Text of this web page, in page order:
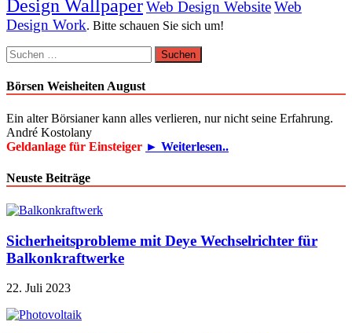
Design WallpaperWeb Design WebsiteWeb
Design Work. Bitte schauen Sie sich um!
Suchen
nach:
Börsen Weisheiten August
Ein alter Börsianer kann alles verlieren, nur nicht seine Erfahrung.
André Kostolany
Geldanlage für Einsteiger ► Weiterlesen..
Neuste Beiträge
Sicherheitsprobleme mit Deye Wechselrichter für
Balkonkraftwerke
22. Juli 2023